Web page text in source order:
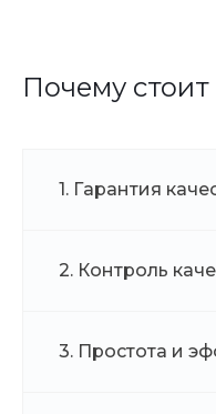
Почему
1. Гарантия
2. Контроль
3. Простота и